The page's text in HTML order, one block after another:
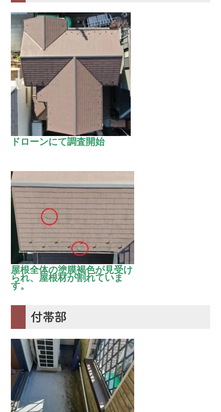
ドローンにて調査開始
屋根全体の塗膜褐色が見受け
られ、屋根材が割れていま
す。
付帯部